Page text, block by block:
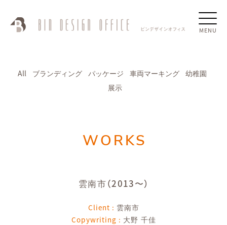
MENU
All ブランディング パッケージ 車両マーキング
幼稚園
展示
WORKS
雲南市（2013〜）
Client : 雲南市
Copywriting : 大野 千佳